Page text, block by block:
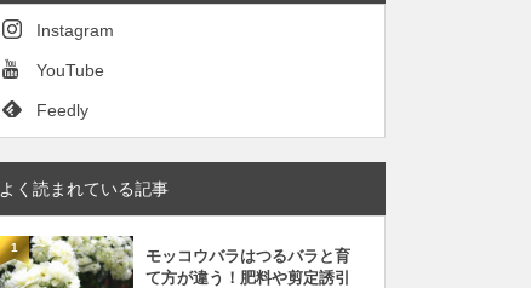
Instagram
YouTube
Feedly
よく読まれている記事
1
モッコウバラはつるバラと育
て方が違う！肥料や剪定誘引